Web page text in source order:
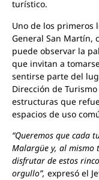
turístico.
Uno de los primeros
General San Martín,
puede observar la
que invitan a
sentirse parte del
Dirección de
estructuras que
espacios de uso
“Queremos que cada
Malargüe y, al mismo
disfrutar de estos
orgullo”, expresó el